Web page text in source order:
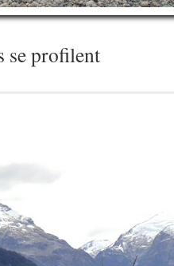
se profilent